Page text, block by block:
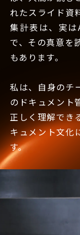
れたスライド資
集計表は、実
で、その真意を
もあります。
私は、自身のチ
のドキュメント
正しく理解でき
キュメント文化
す。